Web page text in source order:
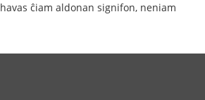
havas ĉiam aldonan signifon, neniam